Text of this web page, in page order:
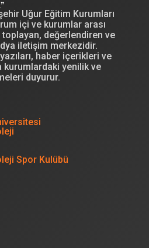
Uğur Eğitim Kurumları
içi ve kurumlar arası
değerlendiren ve
iletişim merkezidir.
haber içerikleri ve
kurumlardaki yenilik ve
duyurur.
Spor Kulübü